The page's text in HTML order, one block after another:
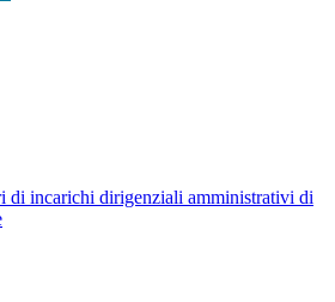
di incarichi dirigenziali amministrativi di